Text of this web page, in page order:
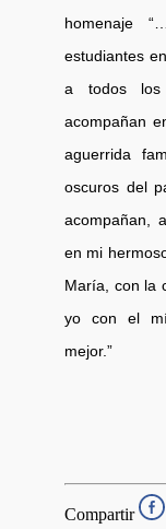
homenaje
estudiantes
a todos los
acompañan
aguerrida
oscuros del
acompañan,
en mi
María, con la
yo con el
mejor.”
Compartir